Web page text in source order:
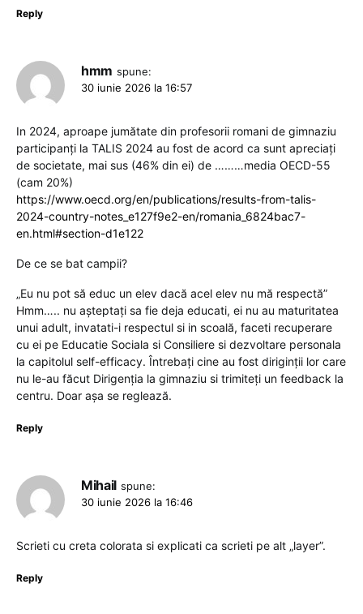
Reply
hmm spune:
30 iunie 2026 la 16:57
In 2024, aproape jumătate din profesorii romani de gimnaziu
participanți la TALIS 2024 au fost de acord ca sunt apreciați
de societate, mai sus (46% din ei) de ………media OECD-55
(cam 20%)
https://www.oecd.org/en/publications/results-from-talis-
2024-country-notes_e127f9e2-en/romania_6824bac7-
en.html#section-d1e122
De ce se bat campii?
„Eu nu pot să educ un elev dacă acel elev nu mă respectă”
Hmm….. nu așteptați sa fie deja educati, ei nu au maturitatea
unui adult, invatati-i respectul si in scoală, faceti recuperare
cu ei pe Educatie Sociala si Consiliere si dezvoltare personala
la capitolul self-efficacy. Întrebați cine au fost diriginții lor care
nu le-au făcut Dirigenția la gimnaziu si trimiteți un feedback la
centru. Doar așa se reglează.
Reply
Mihail spune:
30 iunie 2026 la 16:46
Scrieti cu creta colorata si explicati ca scrieti pe alt „layer”.
Reply